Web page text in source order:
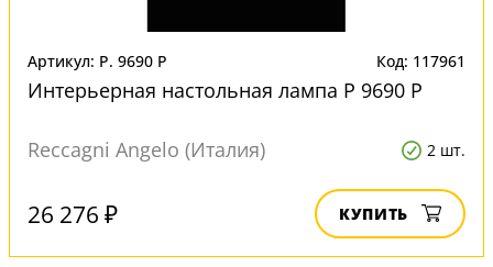
Артикул: P. 9690 P Код: 117961
Интерьерная настольная лампа P 9690 P
Reccagni Angelo (Италия) 2 шт.
26 276 ₽ КУПИТЬ